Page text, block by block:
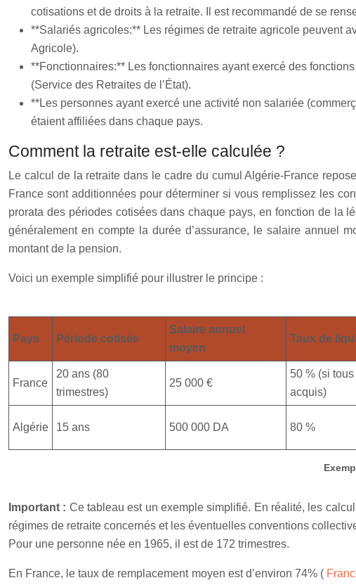
cotisations et de droits à la retraite. Il est recommandé de se
**Salariés agricoles:** Les régimes de retraite agricole peuvent
Agricole).
**Fonctionnaires:** Les fonctionnaires ayant exercé des
(Service des Retraites de l’État).
**Les personnes ayant exercé une activité non salariée
étaient affiliées dans chaque pays.
Comment la retraite est-elle calculée ?
Le calcul de la retraite dans le cadre du cumul Algérie-France
France sont additionnées pour déterminer si vous remplissez les
prorata des périodes cotisées dans chaque pays, en fonction de la
généralement en compte la durée d’assurance, le salaire annuel
montant de la pension.
Voici un exemple simplifié pour illustrer le principe :
Pays Période cotisée
Salaire annuel
moyen
Taux de
France
20 ans (80
trimestres)
25 000 €
50 % (si
acquis)
Algérie 15 ans 500 000 DA 80 %
Important : Ce tableau est un exemple simplifié. En réalité, les
régimes de retraite concernés et les éventuelles conventions
Pour une personne née en 1965, il est de 172 trimestres.
En France, le taux de remplacement moyen est d’environ 74% (